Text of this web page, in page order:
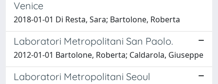
Venice
2018-01-01 Di Resta, Sara; Bartolone, Roberta
Laboratori Metropolitani San Paolo.
2012-01-01 Bartolone, Roberta; Caldarola, Giuseppe
Laboratori Metropolitani Seoul